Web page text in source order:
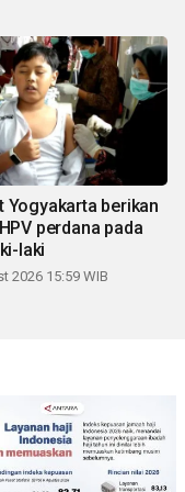
Yogyakarta berikan
perdana pada
laki
2026 15:59 WIB